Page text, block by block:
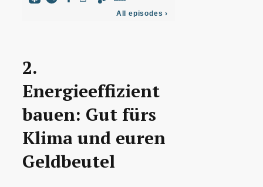
2.
Energieeffizient
bauen: Gut fürs
Klima und euren
Geldbeutel